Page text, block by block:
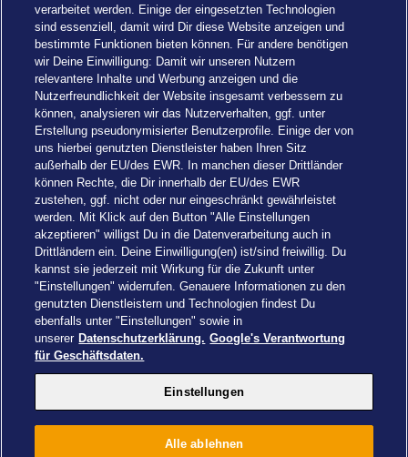
Drachenzähmen - Die Insel © 2026 DreamWorks Animation LLC
TM & © 2026 Columbia Pictures Industries, Inc. All Rights Reserved
© Heide Park Resort 2026, alle Rechte vorbehalten. Änderungen
vorbehalten.
Einstellungen
verarbeitet werden. Einige der eingesetzten Technologien
sind essenziell, damit wird Dir diese Website anzeigen und
bestimmte Funktionen bieten können. Für andere benötigen
wir Deine Einwilligung: Damit wir unseren Nutzern
relevantere Inhalte und Werbung anzeigen und die
Nutzerfreundlichkeit der Website insgesamt verbessern zu
können, analysieren wir das Nutzerverhalten, ggf. unter
Erstellung pseudonymisierter Benutzerprofile. Einige der von
uns hierbei genutzten Dienstleister haben Ihren Sitz
außerhalb der EU/des EWR. In manchen dieser Drittländer
können Rechte, die Dir innerhalb der EU/des EWR
zustehen, ggf. nicht oder nur eingeschränkt gewährleistet
werden. Mit Klick auf den Button "Alle Einstellungen
akzeptieren" willigst Du in die Datenverarbeitung auch in
Drittländern ein. Deine Einwilligung(en) ist/sind freiwillig. Du
kannst sie jederzeit mit Wirkung für die Zukunft unter
"Einstellungen" widerrufen. Genauere Informationen zu den
genutzten Dienstleistern und Technologien findest Du
ebenfalls unter "Einstellungen" sowie in
unserer Datenschutzerklärung. Google's Verantwortung
für Geschäftsdaten.
Einstellungen
Alle ablehnen